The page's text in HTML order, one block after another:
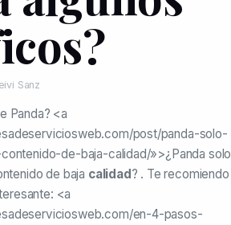
Sanz
Panda? <a
post/panda-solo-
de-baja-calidad/»>¿Panda solo
de baja calidad? . Te recomiendo
<a
en-4-pasos-